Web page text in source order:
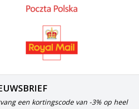
een kortingscode van -3% op heel